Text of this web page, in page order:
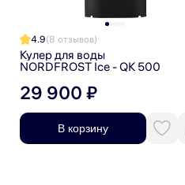
4.9(8 отзывов)
Кулер для воды
NORDFROST Ice - QK 500
29 900 ₽
В корзину